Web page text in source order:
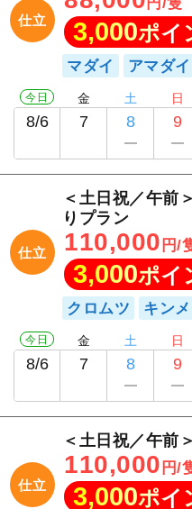
仕立 3,000ポイ
マダイ アマダ
今日
8/6
金
7
土
8
日
9
仕立
＜土日祝／午前
りプラン
110,000 円/
3,000ポイ
クロムツ キン
今日
8/6
金
7
土
8
日
9
仕立
＜土日祝／午前
110,000 円/
3,000ポイ